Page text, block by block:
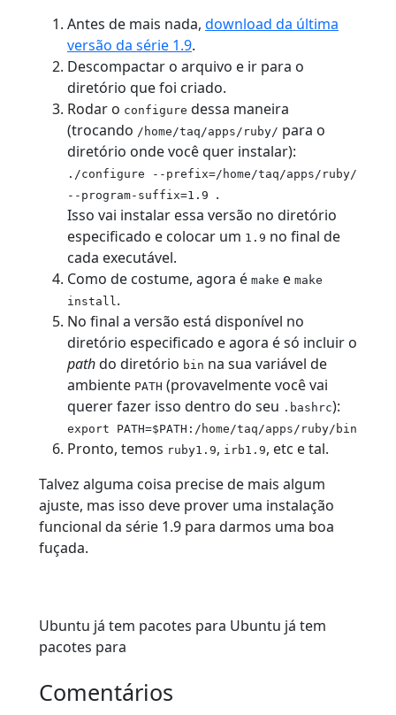
Antes de mais nada, download da última
versão da série 1.9.
Descompactar o arquivo e ir para o
diretório que foi criado.
Rodar o configure dessa maneira
(trocando /home/taq/apps/ruby/ para o
diretório onde você quer instalar):
./configure --prefix=/home/taq/apps/ruby/
--program-suffix=1.9 .
Isso vai instalar essa versão no diretório
especificado e colocar um 1.9 no final de
cada executável.
Como de costume, agora é make e make
install.
No final a versão está disponível no
diretório especificado e agora é só incluir o
pathdo diretório bin na sua variável de
ambiente PATH (provavelmente você vai
querer fazer isso dentro do seu .bashrc):
export PATH=$PATH:/home/taq/apps/ruby/bin
Pronto, temos ruby1.9, irb1.9, etc e tal.
Talvez alguma coisa precise de mais algum
ajuste, mas isso deve prover uma instalação
funcional da série 1.9 para darmos uma boa
fuçada.
Ubuntu já tem pacotes para Ubuntu já tem
pacotes para
Comentários